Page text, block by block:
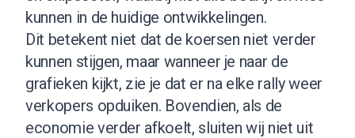
kunnen in de huidige ontwikkelingen.
Dit betekent niet dat de koersen niet verder
kunnen stijgen, maar wanneer je naar de
grafieken kijkt, zie je dat er na elke rally weer
verkopers opduiken. Bovendien, als de
economie verder afkoelt, sluiten wij niet uit